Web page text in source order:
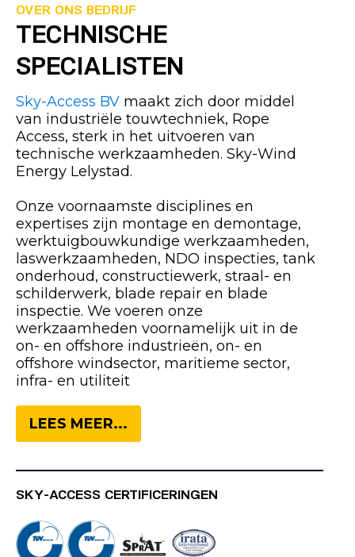
OVER ONS BEDRIJF
TECHNISCHE
SPECIALISTEN
Sky-Access BV maakt zich door middel
van industriële touwtechniek, Rope
Access, sterk in het uitvoeren van
technische werkzaamheden. Sky-Wind
Energy Lelystad.
Onze voornaamste disciplines en
expertises zijn montage en demontage,
werktuigbouwkundige werkzaamheden,
laswerkzaamheden, NDO inspecties, tank
onderhoud, constructiewerk, straal- en
schilderwerk, blade repair en blade
inspectie. We voeren onze
werkzaamheden voornamelijk uit in de
on- en offshore industrieën, on- en
offshore windsector, maritieme sector,
infra- en utiliteit
LEES MEER...
SKY-ACCESS CERTIFICERINGEN